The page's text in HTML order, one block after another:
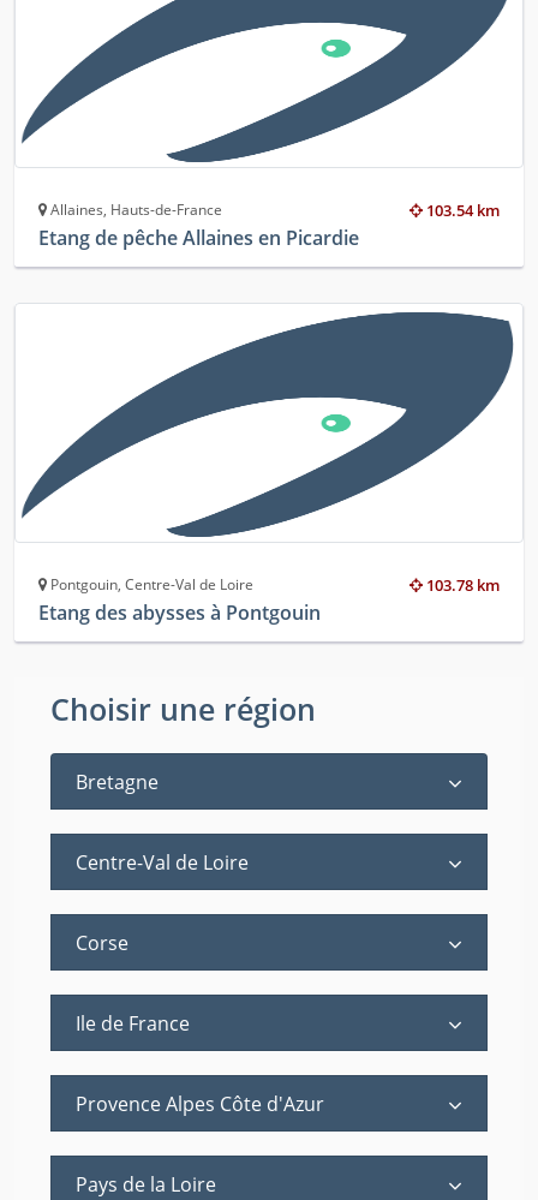
103.54 km
Allaines, Hauts-de-France
Etang de pêche Allaines en Picardie
103.78 km
Pontgouin, Centre-Val de Loire
Etang des abysses à Pontgouin
Choisir une région
Bretagne
Centre-Val de Loire
Corse
Ile de France
Provence Alpes Côte d'Azur
Pays de la Loire